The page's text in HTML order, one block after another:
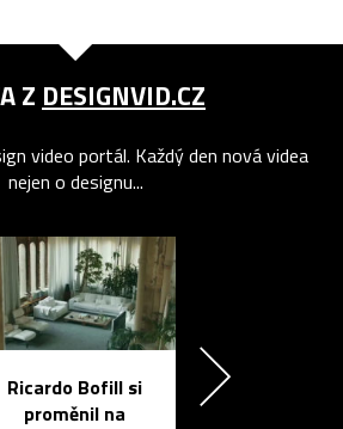
Z DESIGNVID.CZ
video portál. Každý den nová videa
nejen o designu...
Ricardo Bofill si
proměnil na